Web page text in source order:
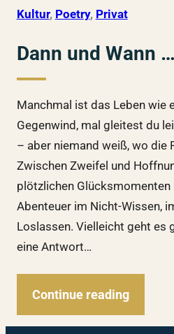
Kultur, Poetry, Privat
Dann und Wann …
Manchmal ist das Leben wie
Gegenwind, mal gleitest du
– aber niemand weiß, wo die
Zwischen Zweifel und
plötzlichen
Abenteuer im Nicht-Wissen,
Loslassen. Vielleicht geht es
eine Antwort…
Continue reading